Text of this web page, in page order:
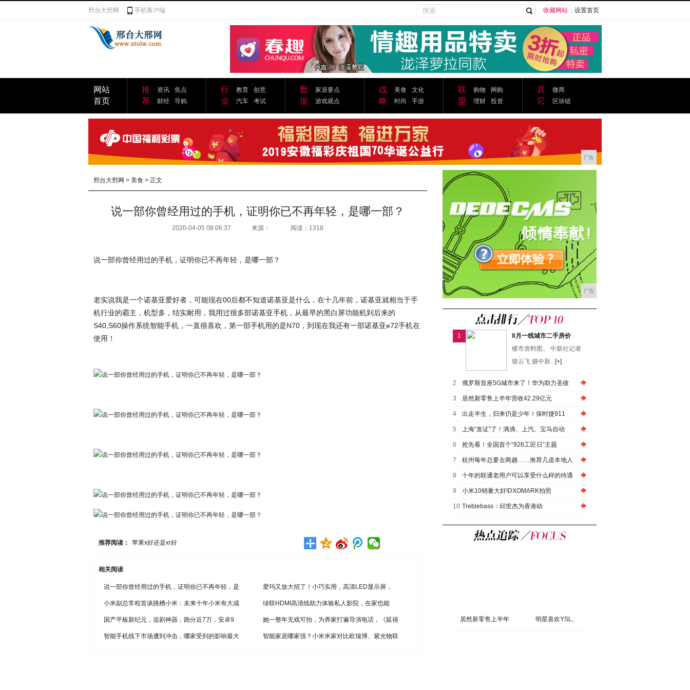
邢台大邢网 手机客户端 收藏网站 设置首页
网站
首页
推
荐
资讯
焦点
财经
导购
行
业
教育
创意
汽车
考试
数
据
家居要点
游戏观点
战
略
美食
文化
时尚
手游
联
盟
购物
网购
理财
投资
其
它
微商
区块链
广告
邢台大邢网 > 美食 > 正文
说一部你曾经用过的手机，证明你已不再年轻，是哪一部？
2020-04-05 08:06:37 来源： 阅读：1318
说一部你曾经用过的手机，证明你已不再年轻，是哪一部？
老实说我是一个诺基亚爱好者，可能现在00后都不知道诺基亚是什么，在十几年前，诺基亚就相当于手
机行业的霸主，机型多，结实耐用，我用过很多部诺基亚手机，从最早的黑白屏功能机到后来的
S40,S60操作系统智能手机，一直很喜欢，第一部手机用的是N70，到现在我还有一部诺基亚e72手机在
使用！
推荐阅读： 苹果x好还是xr好
相关阅读
说一部你曾经用过的手机，证明你已不再年轻，是 爱玛又放大招了！小巧实用，高清LED显示屏，
小米副总常程首谈跳槽小米：未来十年小米有大成 绿联HDMI高清线助力体验私人影院，在家也能
国产平板新纪元，追剧神器，跑分近7万，安卓9 她一整年无戏可拍，为养家打遍导演电话，《延禧
智能手机线下市场遭到冲击，哪家受到的影响最大 智能家居哪家强？小米米家对比欧瑞博、紫光物联
广告
1
8月一线城市二手房价
楼市资料图。 中新社记者
骆云飞 摄中新...[+]
2 俄罗斯首座5G城市来了！华为助力圣彼
3 居然新零售上半年营收42.29亿元
4 出走半生，归来仍是少年！保时捷911
5 上海“发证”了！滴滴、上汽、宝马自动
6 抢先看！全国首个“926工匠日”主题
7 杭州每年总要去两趟……推荐几道本地人
8 十年的联通老用户可以享受什么样的待遇
9 小米10销量大好!DXOMARK拍照
10 Treblebass：邱世杰为香港幼
居然新零售上半年 明星喜欢YSL,